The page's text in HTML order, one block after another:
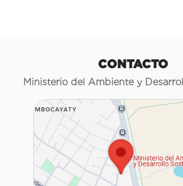
CONTACTO
Ministerio del Ambiente y